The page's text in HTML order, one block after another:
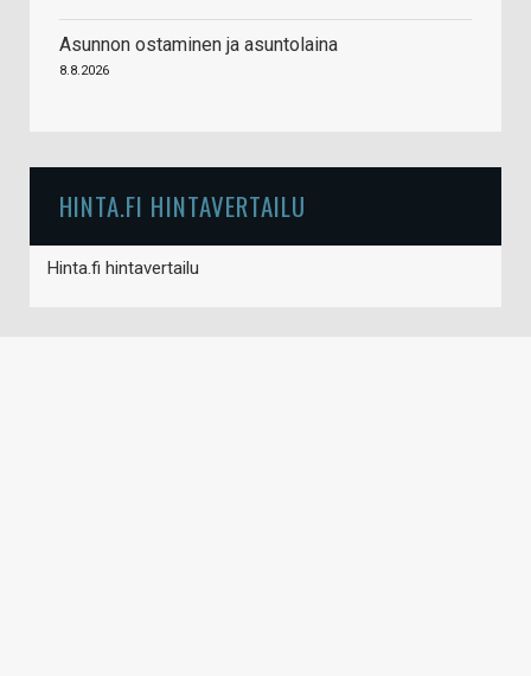
Asunnon ostaminen ja asuntolaina
8.8.2026
HINTA.FI HINTAVERTAILU
Hinta.fi hintavertailu